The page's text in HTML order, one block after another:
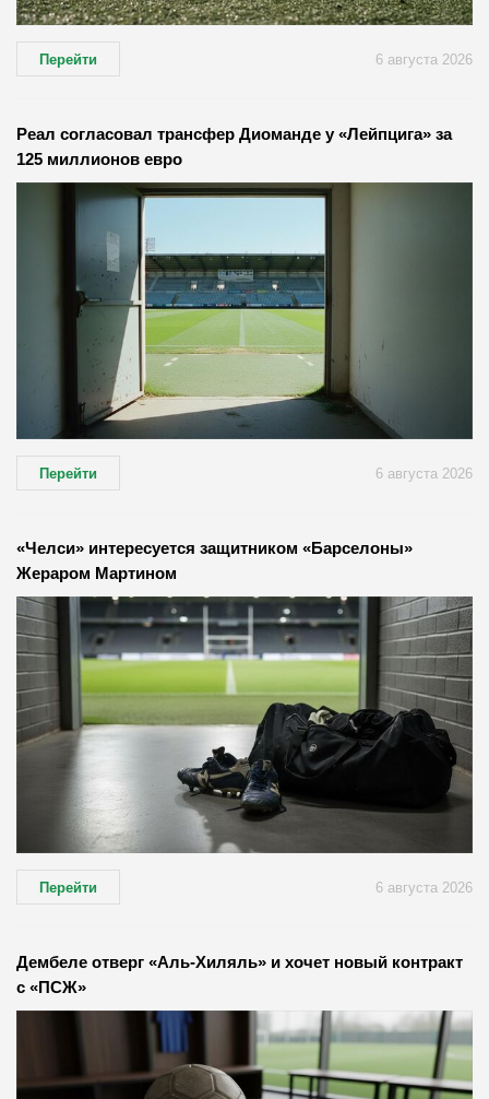
Перейти 6 августа 2026
Реал согласовал трансфер Диоманде у «Лейпцига» за
125 миллионов евро
Перейти 6 августа 2026
«Челси» интересуется защитником «Барселоны»
Жераром Мартином
Перейти 6 августа 2026
Дембеле отверг «Аль-Хиляль» и хочет новый контракт
с «ПСЖ»